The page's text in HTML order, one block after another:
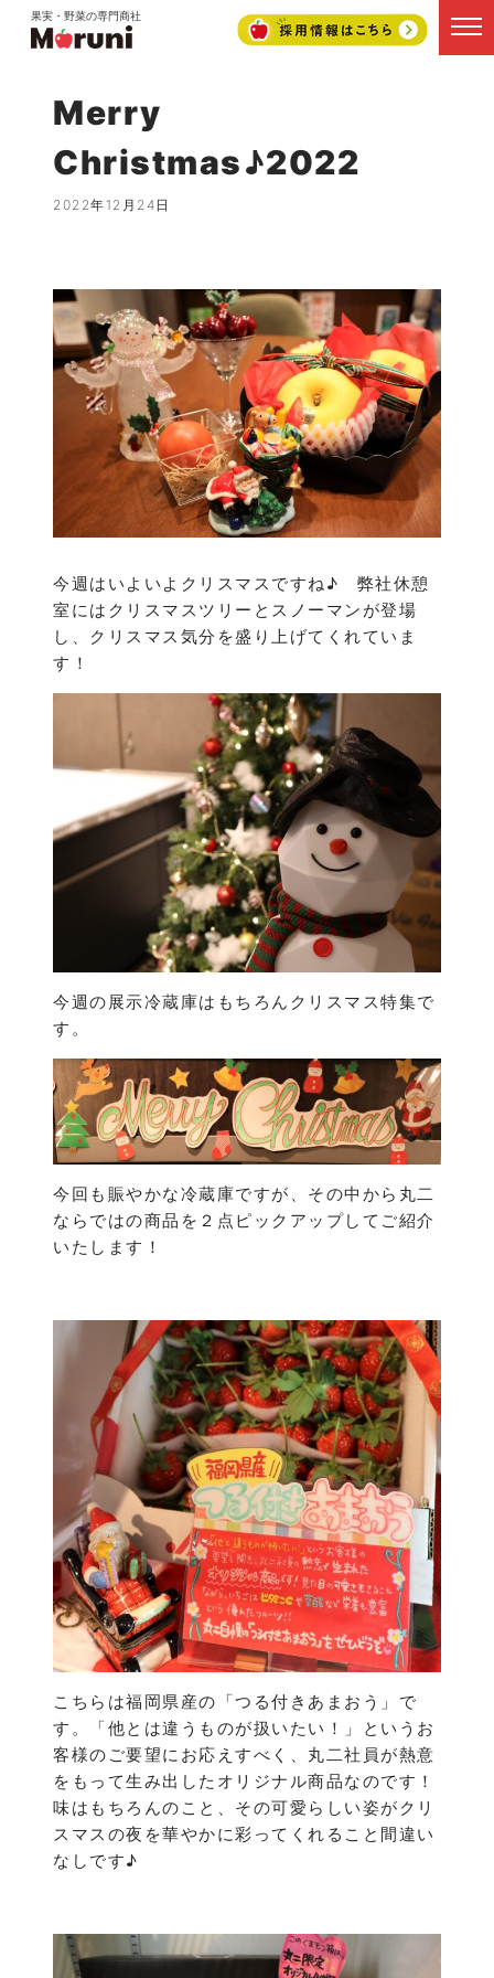
果実・野菜の専門商社
Merry
Christmas♪2022
2022年12月24日
今週はいよいよクリスマスですね♪ 弊社休憩
室にはクリスマスツリーとスノーマンが登場
し、クリスマス気分を盛り上げてくれていま
す！
今週の展示冷蔵庫はもちろんクリスマス特集で
す。
今回も賑やかな冷蔵庫ですが、その中から丸二
ならではの商品を２点ピックアップしてご紹介
いたします！
こちらは福岡県産の「つる付きあまおう」で
す。「他とは違うものが扱いたい！」というお
客様のご要望にお応えすべく、丸二社員が熱意
をもって生み出したオリジナル商品なのです！
味はもちろんのこと、その可愛らしい姿がクリ
スマスの夜を華やかに彩ってくれること間違い
なしです♪